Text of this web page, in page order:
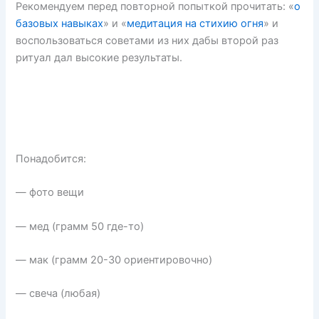
Рекомендуем перед повторной попыткой прочитать: «о
базовых навыках» и «медитация на стихию огня» и
воспользоваться советами из них дабы второй раз
ритуал дал высокие результаты.
Понадобится:
— фото вещи
— мед (грамм 50 где-то)
— мак (грамм 20-30 ориентировочно)
— свеча (любая)